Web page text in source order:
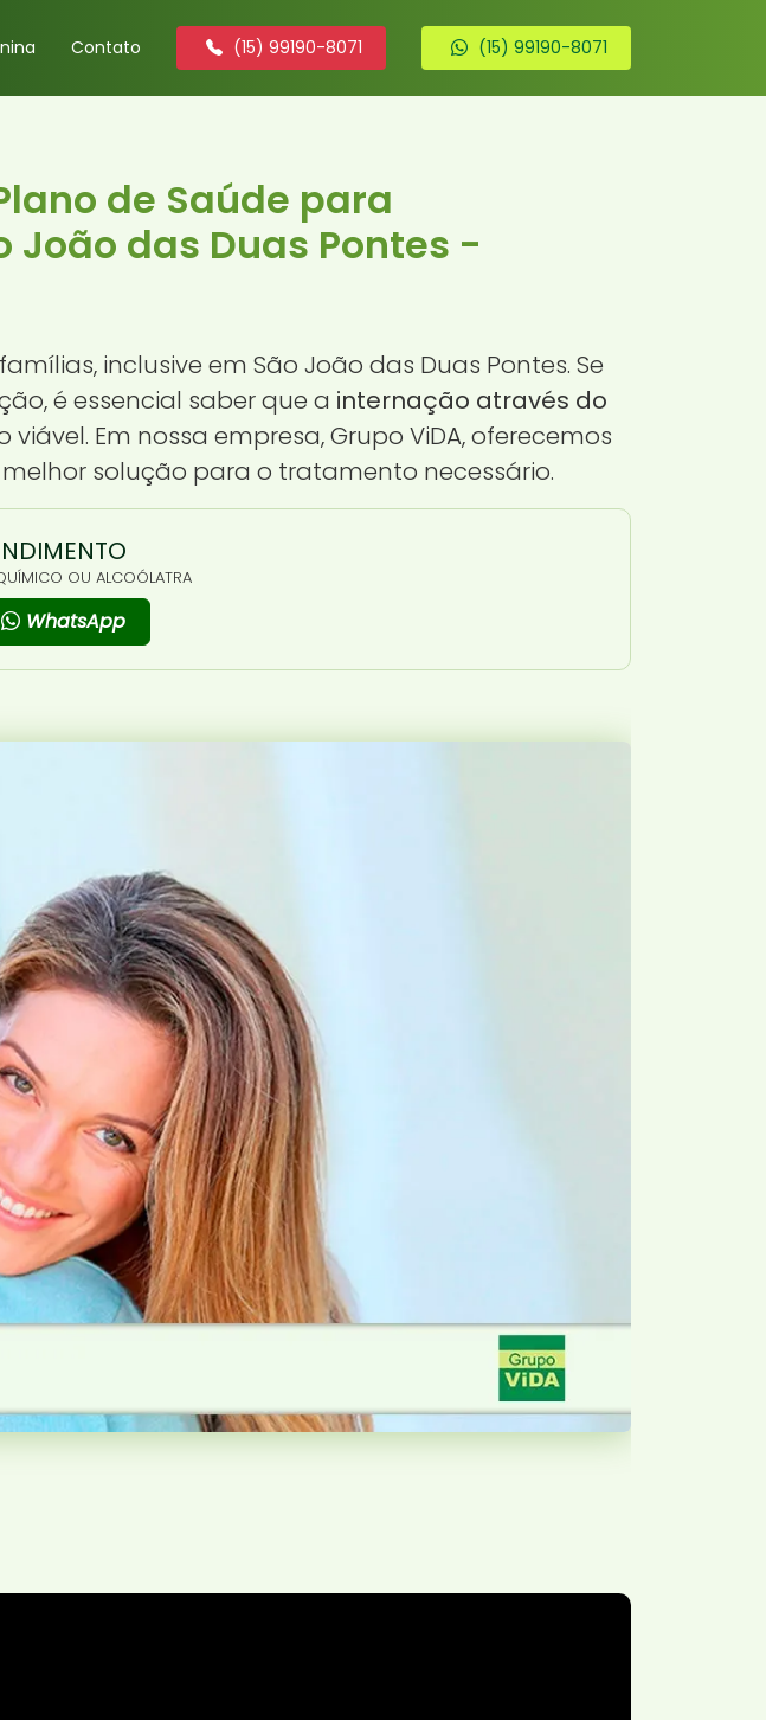
Contato (15) 99190-8071 (15) 99190-8071
de Saúde para
João das Duas Pontes -
inclusive em São João das Duas Pontes. Se
é essencial saber que a internação através do
Em nossa empresa, Grupo ViDA, oferecemos
solução para o tratamento necessário.
OU ALCOÓLATRA
WhatsApp